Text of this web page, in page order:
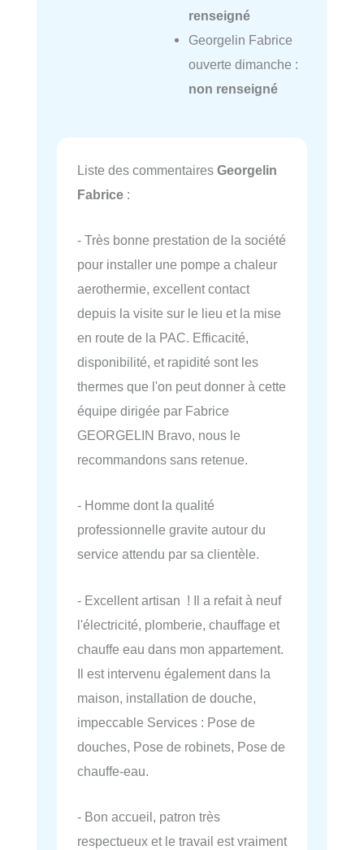
renseigné
Georgelin Fabrice
ouverte dimanche :
non renseigné
Liste des commentaires Georgelin
Fabrice :
- Très bonne prestation de la société
pour installer une pompe a chaleur
aerothermie, excellent contact
depuis la visite sur le lieu et la mise
en route de la PAC. Efficacité,
disponibilité, et rapidité sont les
thermes que l'on peut donner à cette
équipe dirigée par Fabrice
GEORGELIN Bravo, nous le
recommandons sans retenue.
- Homme dont la qualité
professionnelle gravite autour du
service attendu par sa clientèle.
- Excellent artisan ! Il a refait à neuf
l'électricité, plomberie, chauffage et
chauffe eau dans mon appartement.
Il est intervenu également dans la
maison, installation de douche,
impeccable Services : Pose de
douches, Pose de robinets, Pose de
chauffe-eau.
- Bon accueil, patron très
respectueux et le travail est vraiment